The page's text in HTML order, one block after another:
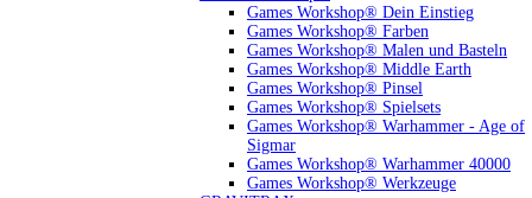
Games Workshop® Dein Einstieg
Games Workshop® Farben
Games Workshop® Malen und Basteln
Games Workshop® Middle Earth
Games Workshop® Pinsel
Games Workshop® Spielsets
Games Workshop® Warhammer - Age of
Sigmar
Games Workshop® Warhammer 40000
Games Workshop® Werkzeuge